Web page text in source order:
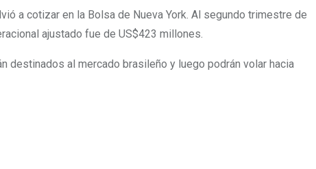
a cotizar en la Bolsa de Nueva York. Al segundo trimestre de
ajustado fue de US$423 millones.
destinados al mercado brasileño y luego podrán volar hacia